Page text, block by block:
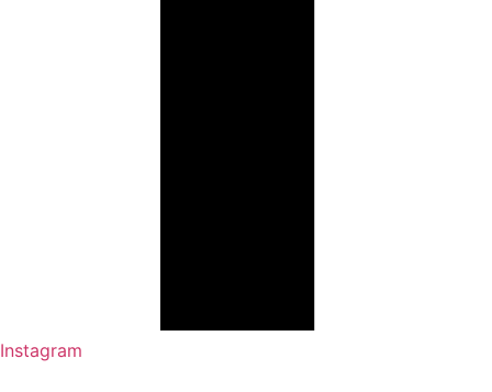
Instagram